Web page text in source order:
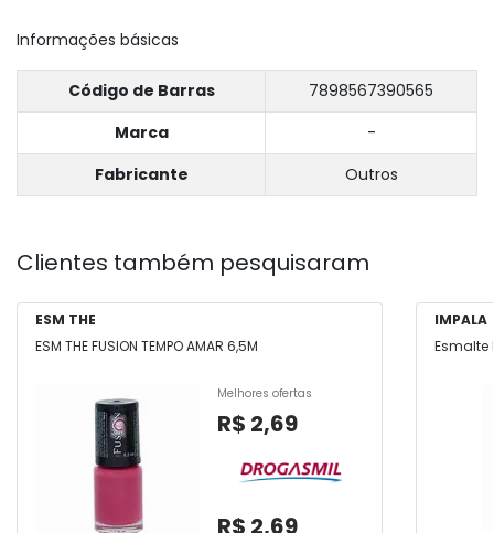
Informações básicas
Código de Barras
7898567390565
Marca
-
Fabricante
Outros
Clientes também pesquisaram
ESM THE
ESM THE FUSION TEMPO AMAR 6,5M
Melhores ofertas
R$ 2,69
R$ 2,69
IMPALA
Esmalte